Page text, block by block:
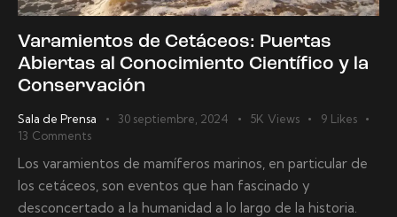
Varamientos de Cetáceos: Puertas
Abiertas al Conocimiento Científico y la
Conservación
Sala de Prensa 30 septiembre, 2024 5K Views 9 Likes
13 Comments
Los varamientos de mamíferos marinos, en particular de
los cetáceos, son eventos que han fascinado y
desconcertado a la humanidad a lo largo de la historia.